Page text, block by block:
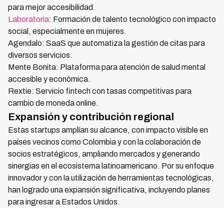
para mejor accesibilidad.
Laboratoria: Formación de talento tecnológico con impacto
social, especialmente en mujeres.
Agendalo: SaaS que automatiza la gestión de citas para
diversos servicios.
Mente Bonita: Plataforma para atención de salud mental
accesible y económica.
Rextie: Servicio fintech con tasas competitivas para
cambio de moneda online.
Expansión y contribución regional
Estas startups amplían su alcance, con impacto visible en
países vecinos como Colombia y con la colaboración de
socios estratégicos, ampliando mercados y generando
sinergias en el ecosistema latinoamericano. Por su enfoque
innovador y con la utilización de herramientas tecnológicas,
han logrado una expansión significativa, incluyendo planes
para ingresar a Estados Unidos.